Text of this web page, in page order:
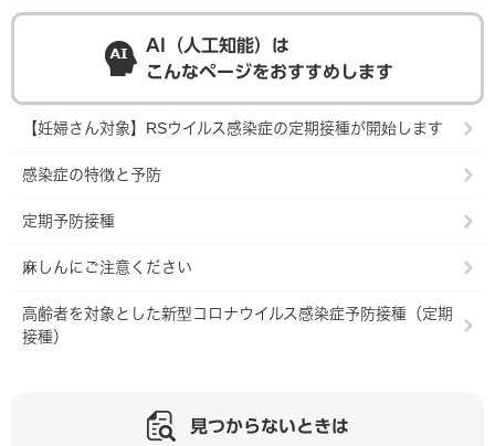
AI（人工知能）は
こんなページをおすすめします
【妊婦さん対象】RSウイルス感染症の定期接種が開始します
感染症の特徴と予防
定期予防接種
麻しんにご注意ください
高齢者を対象とした新型コロナウイルス感染症予防接種（定期
接種）
見つからないときは